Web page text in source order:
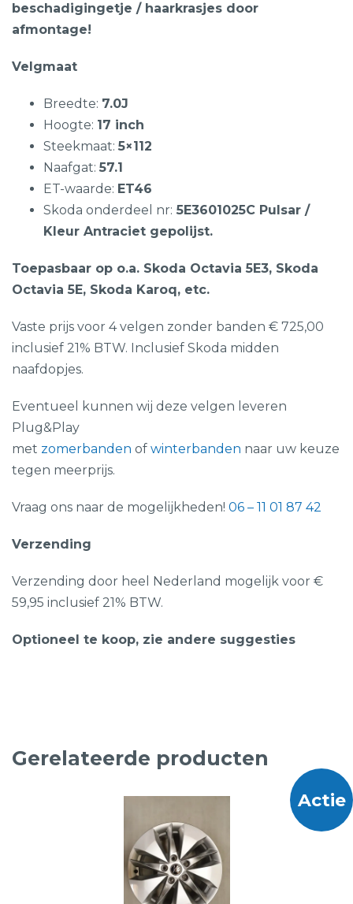
beschadigingetje / haarkrasjes door
afmontage!
Velgmaat
Breedte: 7.0J
Hoogte: 17 inch
Steekmaat: 5×112
Naafgat: 57.1
ET-waarde: ET46
Skoda onderdeel nr: 5E3601025C Pulsar /
Kleur Antraciet gepolijst.
Toepasbaar op o.a. Skoda Octavia 5E3, Skoda
Octavia 5E, Skoda Karoq, etc.
Vaste prijs voor 4 velgen zonder banden € 725,00
inclusief 21% BTW. Inclusief Skoda midden
naafdopjes.
Eventueel kunnen wij deze velgen leveren
Plug&Play
met zomerbanden of winterbanden naar uw keuze
tegen meerprijs.
Vraag ons naar de mogelijkheden! 06 – 11 01 87 42
Verzending
Verzending door heel Nederland mogelijk voor €
59,95 inclusief 21% BTW.
Optioneel te koop, zie andere suggesties
Gerelateerde producten
Actie